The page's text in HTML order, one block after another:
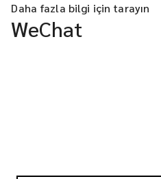
Daha fazla bilgi için tarayın
WeChat